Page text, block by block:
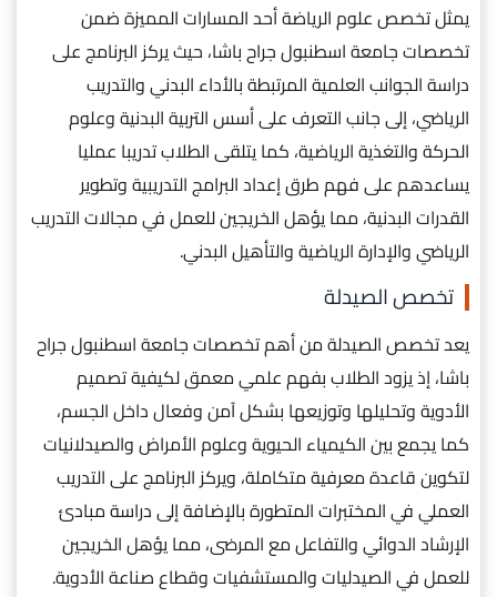
يمثل تخصص علوم الرياضة أحد المسارات المميزة ضمن
تخصصات جامعة اسطنبول جراح باشا، حيث يركز البرنامج على
دراسة الجوانب العلمية المرتبطة بالأداء البدني والتدريب
الرياضي، إلى جانب التعرف على أسس التربية البدنية وعلوم
الحركة والتغذية الرياضية، كما يتلقى الطلاب تدريبا عمليا
يساعدهم على فهم طرق إعداد البرامج التدريبية وتطوير
القدرات البدنية، مما يؤهل الخريجين للعمل في مجالات التدريب
الرياضي والإدارة الرياضية والتأهيل البدني.
تخصص الصيدلة
يعد تخصص الصيدلة من أهم تخصصات جامعة اسطنبول جراح
باشا، إذ يزود الطلاب بفهم علمي معمق لكيفية تصميم
الأدوية وتحليلها وتوزيعها بشكل آمن وفعال داخل الجسم،
كما يجمع بين الكيمياء الحيوية وعلوم الأمراض والصيدلانيات
لتكوين قاعدة معرفية متكاملة، ويركز البرنامج على التدريب
العملي في المختبرات المتطورة بالإضافة إلى دراسة مبادئ
الإرشاد الدوائي والتفاعل مع المرضى، مما يؤهل الخريجين
للعمل في الصيدليات والمستشفيات وقطاع صناعة الأدوية.